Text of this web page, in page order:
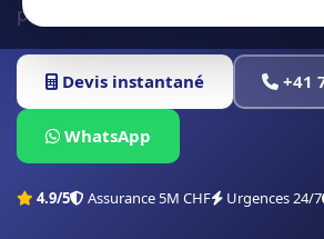
professionnel, tarifs transparents.
Devis instantané +41
WhatsApp
4.9/5 Assurance 5M CHF Urgences 24/7